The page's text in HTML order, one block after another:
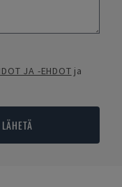
JA -EHDOT ja
LÄHETÄ